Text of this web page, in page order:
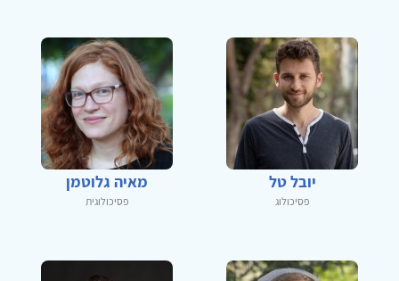
יובל טל
פסיכולוג
מאיה גלוטמן
פסיכולוגית